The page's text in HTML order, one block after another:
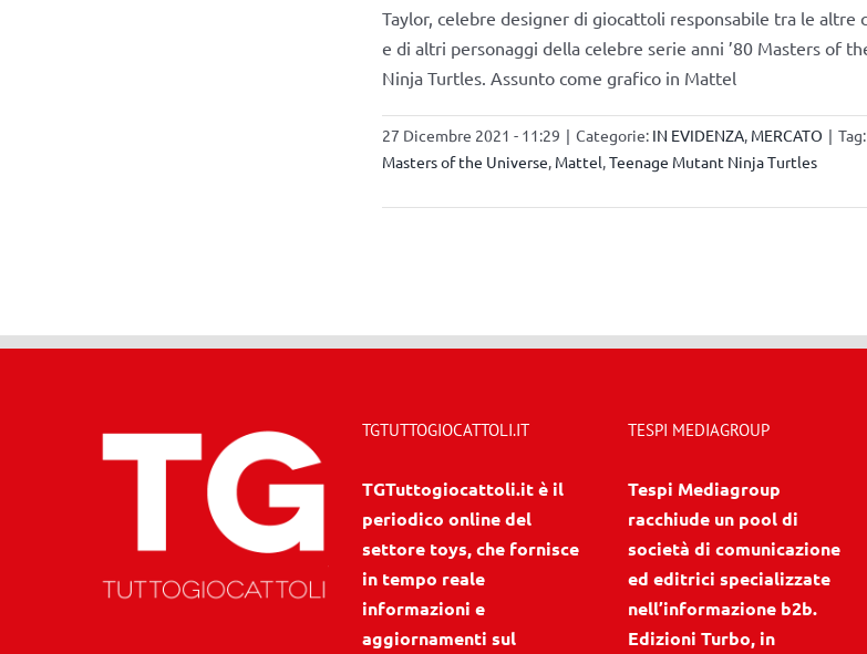
Taylor, celebre designer di giocattoli responsabile tra le altre
e di altri personaggi della celebre serie anni ’80 Masters of
Ninja Turtles. Assunto come grafico in Mattel
27 Dicembre 2021 - 11:29 | Categorie: IN EVIDENZA, MERCATO | Tag:
Masters of the Universe, Mattel,Teenage Mutant Ninja Turtles
TGTUTTOGIOCATTOLI.IT
TGTuttogiocattoli.it è il
periodico online del
settore toys, che fornisce
in tempo reale
informazioni e
aggiornamenti sul
TESPI MEDIAGROUP
Tespi Mediagroup
racchiude un pool di
società di comunicazione
ed editrici specializzate
nell’informazione b2b.
Edizioni Turbo, in